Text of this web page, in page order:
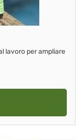
lavoro per ampliare